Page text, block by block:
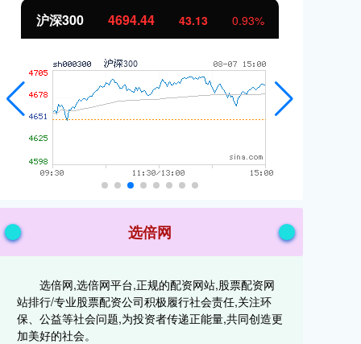
北证50 1134.24 11.37
选倍网
选倍网,选倍网平台,正规的配资网站,股票配资网
站排行/专业股票配资公司积极履行社会责任,关注环
保、公益等社会问题,为投资者传递正能量,共同创造更
加美好的社会。